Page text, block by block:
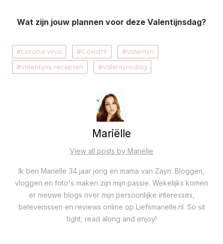
Wat zijn jouw plannen voor deze Valentijnsdag?
corona virus Covid19
valentijn
valentijns recepten
valentijnsdag
Mariëlle
View all posts by Mariëlle
Ik ben Mariëlle 34 jaar jong en mama van Zayn. Bloggen,
vloggen en foto's maken zijn mijn passie. Wekelijks komen
er nieuwe blogs over mijn persoonlijke interesses,
belevenissen en reviews online op Liefsmarielle.nl. So sit
tight, read along and enjoy!